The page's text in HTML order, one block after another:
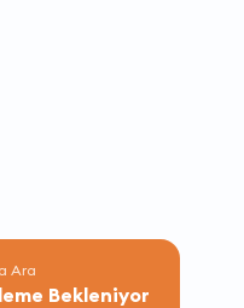
Ara
Bekleniyor